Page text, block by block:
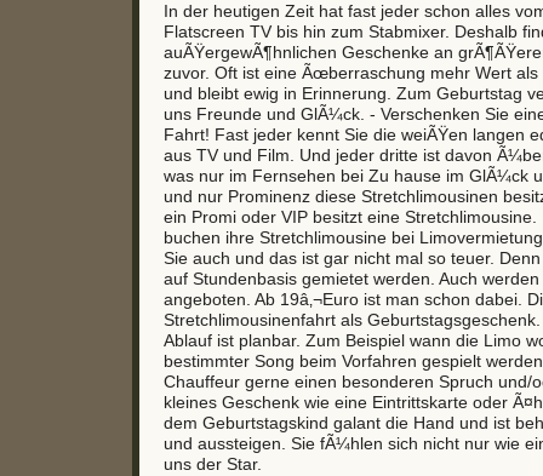
In der heutigen Zeit hat fast jeder schon alles
Flatscreen TV bis hin zum Stabmixer. Deshalb
auÃŸergewÃ¶hnlichen Geschenke an
zuvor. Oft ist eine Ãœberraschung mehr Wert als
und bleibt ewig in Erinnerung. Zum Geburtstag
uns Freunde und GlÃ¼ck. - Verschenken Sie
Fahrt! Fast jeder kennt Sie die weiÃŸen langen
aus TV und Film. Und jeder dritte ist davon
was nur im Fernsehen bei Zu hause im GlÃ¼ck
und nur Prominenz diese Stretchlimousinen
ein Promi oder VIP besitzt eine Stretchlimousine.
buchen ihre Stretchlimousine bei
Sie auch und das ist gar nicht mal so teuer.
auf Stundenbasis gemietet werden. Auch
angeboten. Ab 19â‚¬Euro ist man schon dabei.
Stretchlimousinenfahrt als
Ablauf ist planbar. Zum Beispiel wann die Limo
bestimmter Song beim Vorfahren gespielt
Chauffeur gerne einen besonderen Spruch und/
kleines Geschenk wie eine Eintrittskarte oder
dem Geburtstagskind galant die Hand und ist
und aussteigen. Sie fÃ¼hlen sich nicht nur wie
uns der Star.